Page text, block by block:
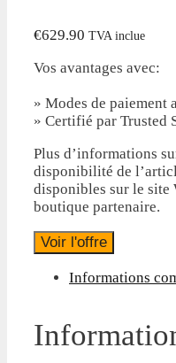
€629.90 TVA inclue
Vos avantages avec:
» Modes de paiement
» Certifié par Trusted
Plus d’informations
disponibilité de
disponibles sur le site
boutique partenaire.
Voir l'offre
Informations